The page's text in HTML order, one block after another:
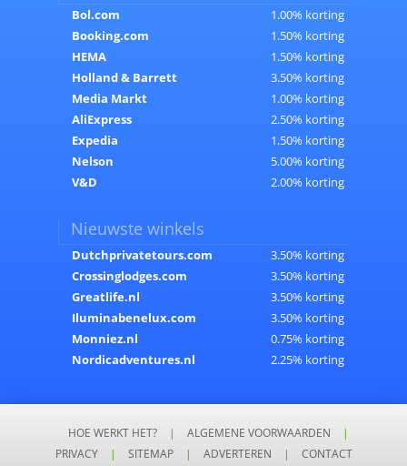
Bol.com
1.00% korting
Booking.com
1.50% korting
HEMA
1.50% korting
Holland & Barrett
3.50% korting
Media Markt
1.00% korting
AliExpress
2.50% korting
Expedia
1.50% korting
Nelson
5.00% korting
V&D
2.00% korting
Nieuwste winkels
Dutchprivatetours.com
3.50% korting
Crossinglodges.com
3.50% korting
Greatlife.nl
3.50% korting
Iluminabenelux.com
3.50% korting
Monniez.nl
0.75% korting
Nordicadventures.nl
2.25% korting
HOE WERKT HET? | ALGEMENE VOORWAARDEN
|
PRIVACY
| SITEMAP | ADVERTEREN | CONTACT